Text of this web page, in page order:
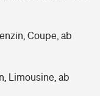
Coupe, ab
Limousine, ab